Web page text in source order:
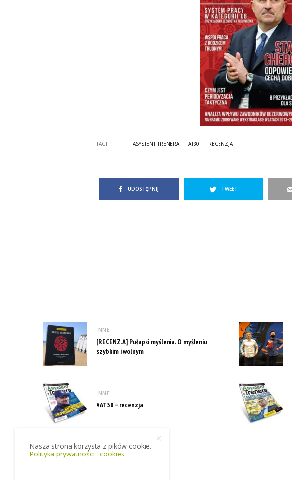
TAGI ASYSTENT TRENERA AT30 RECENZJA
UDOSTĘPNIJ TWEET
INNE
[RECENZJA] Pułapki myślenia. O myśleniu
szybkim i wolnym
INNE
#AT38 – recenzja
Nasza strona korzysta z pików cookie.
Polityka prywatności i cookies.